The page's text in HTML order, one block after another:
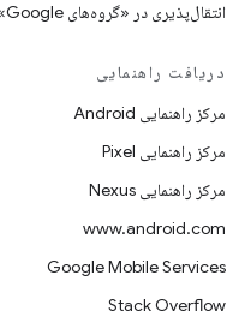
انتقال‌پذیری در «گروه‌های Google»
دریافت راهنمایی
مرکز راهنمایی Android
مرکز راهنمایی Pixel
مرکز راهنمایی Nexus
www.android.com
Google Mobile Services
Stack Overflow